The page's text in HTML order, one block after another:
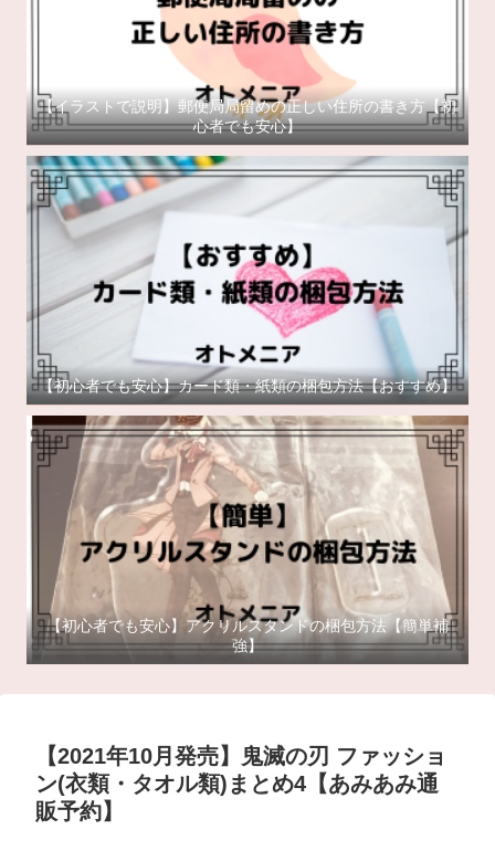
【イラストで説明】郵便局局留めの正しい住所の書き方【初
心者でも安心】
【初心者でも安心】カード類・紙類の梱包方法【おすすめ】
【初心者でも安心】アクリルスタンドの梱包方法【簡単補
強】
【2021年10月発売】鬼滅の刃 ファッショ
ン(衣類・タオル類)まとめ4【あみあみ通
販予約】